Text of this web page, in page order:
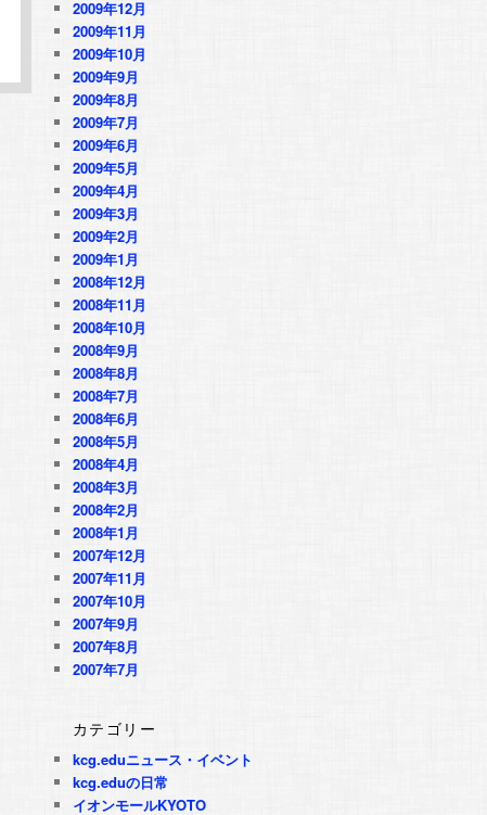
2009年12月
2009年11月
2009年10月
2009年9月
2009年8月
2009年7月
2009年6月
2009年5月
2009年4月
2009年3月
2009年2月
2009年1月
2008年12月
2008年11月
2008年10月
2008年9月
2008年8月
2008年7月
2008年6月
2008年5月
2008年4月
2008年3月
2008年2月
2008年1月
2007年12月
2007年11月
2007年10月
2007年9月
2007年8月
2007年7月
カテゴリー
kcg.eduニュース・イベント
kcg.eduの日常
イオンモールKYOTO